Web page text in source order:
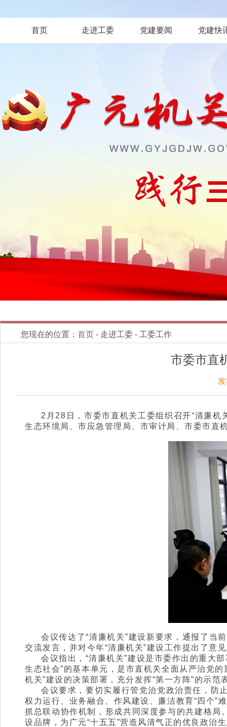
首页 走进工委 党建要闻 党建快
您现在的位置： 首页 - 走进工委 - 工委工作
市委市直
2月28日，市委市直机关工委组织召开“清廉
生态环境局、市应急管理局、市审计局、市委市直
会议传达了“清廉机关”建设新要求，通报了当
交流发言，并对今年“清廉机关”建设工作提出了意
会议指出，“清廉机关”建设是市委作出的重大
生态社会”的基本单元，是市直机关全面从严治党
机关”建设的决策部署，充分发挥“第一方阵”的示
会议要求，要切实履行管党治党政治责任，防
权力运行、业务融合、作风建设、廉洁教育“四个”
抓总联动协作机制，形成共同深度参与的共建格局
设品牌，为广元“十五五”营造风清气正的优良政治